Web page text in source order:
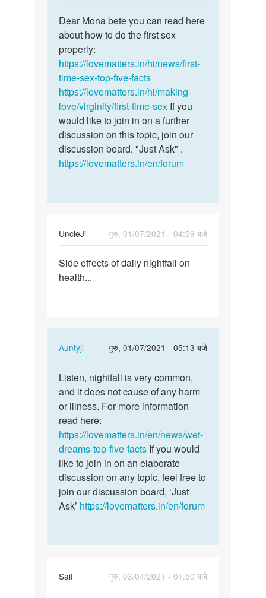
to
Hello
ma'am.....actually
i…
by
Mona
Dear
Mona
bete
you
can
read…
Dear Mona bete you can read here
about how to do the first sex
properly:
https://lovematters.in/hi/news/first-
time-sex-top-five-facts
https://lovematters.in/hi/making-
love/virginity/first-time-sex If you
would like to join in on a further
discussion on this topic, join our
discussion board, "Just Ask" .
https://lovematters.in/en/forum
UncleJi
गुरु, 01/07/2021 - 04:59 बजे
Side
effects
Side effects of daily nightfall on
health...
Auntyji
गुरु, 01/07/2021 - 05:13 बजे
In
to
Side
effects
of
daily…
by
UncleJi
Listen,
nightfall
is
very…
Listen, nightfall is very common,
and it does not cause of any harm
or illness. For more information
read here:
https://lovematters.in/en/news/wet-
dreams-top-five-facts If you would
like to join in on an elaborate
discussion on any topic, feel free to
join our discussion board, ‘Just
Ask’ https://lovematters.in/en/forum
Saif
गुरु, 03/04/2021 - 01:50 बजे